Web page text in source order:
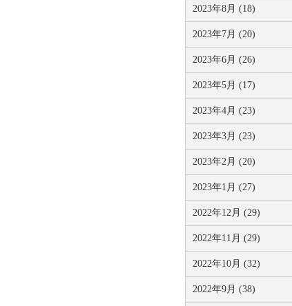
2023年8月 (18)
2023年7月 (20)
2023年6月 (26)
2023年5月 (17)
2023年4月 (23)
2023年3月 (23)
2023年2月 (20)
2023年1月 (27)
2022年12月 (29)
2022年11月 (29)
2022年10月 (32)
2022年9月 (38)